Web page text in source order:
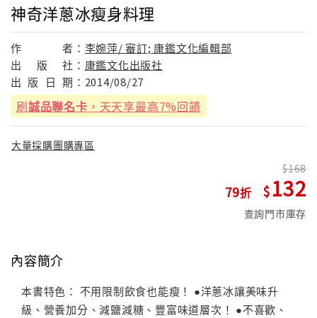
神奇洋蔥冰瘦身料理
作 者： 李婉萍/ 審訂; 康鑑文化編輯部
出
版 社： 康鑑文化出版社
出 版 日 期： 2014/08/27
刷誠品聯名卡 ，天天享最高7%回饋
大量採購團購專區
79
168
132
查詢門市庫存
內容簡介
本書特色： 不用限制飲食也能瘦！ ●洋蔥冰讓美味升
級、營養加分、減鹽減糖、豐富味道層次！ ●不喜歡、